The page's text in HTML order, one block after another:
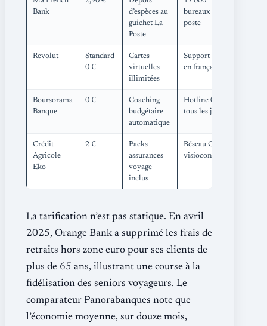
Bank
d’espèces au
guichet La
Poste
bureaux de
poste
Revolut
Standard
0 €
Cartes
virtuelles
illimitées
Support 24/7
en français
Boursorama
Banque
0 €
Coaching
budgétaire
automatique
Hotline 08-20
tous les jours
Crédit
Agricole
Eko
2 €
Packs
assurances
voyage
inclus
Réseau CA +
visioconseiller
La tarification n’est pas statique. En avril
2025, Orange Bank a supprimé les frais de
retraits hors zone euro pour ses clients de
plus de 65 ans, illustrant une course à la
fidélisation des seniors voyageurs. Le
comparateur Panorabanques note que
l’économie moyenne, sur douze mois,